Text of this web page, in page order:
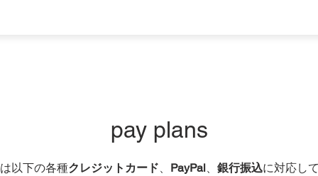
pay plans
以下の各種クレジットカード、 PayPal、 銀行振込に対応し